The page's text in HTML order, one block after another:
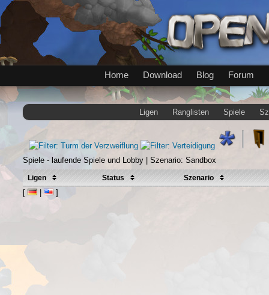
Home Download Blog Forum
Ligen Ranglisten Spiele
Spiele - laufende Spiele und Lobby | Szenario: Sandbox
Ligen Status Szenario
[ | ]